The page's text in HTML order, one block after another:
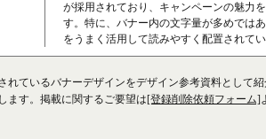
が採用されており、キャンペーンの魅力
す。特に、バナー内の文字量が多めでは
をうまく活用して読みやすく配置されて
れているバナーデザインをデザイン参考資料として
ます。掲載に関するご要望は[登録削除依頼フォーム]